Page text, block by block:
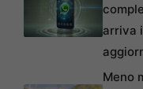
arriva
Meno